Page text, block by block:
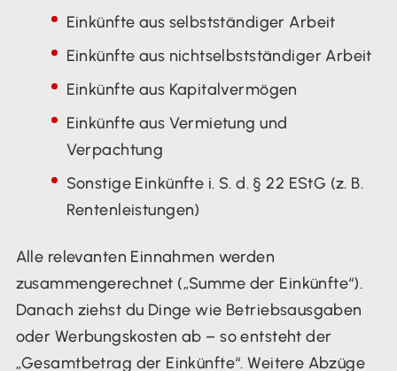
Einkünfte aus selbstständiger Arbeit
Einkünfte aus nichtselbstständiger Arbeit
Einkünfte aus Kapitalvermögen
Einkünfte aus Vermietung und
Verpachtung
Sonstige Einkünfte i. S. d. § 22 EStG (z. B.
Rentenleistungen)
Alle relevanten Einnahmen werden
zusammengerechnet („Summe der Einkünfte“).
Danach ziehst du Dinge wie Betriebsausgaben
oder Werbungskosten ab – so entsteht der
„Gesamtbetrag der Einkünfte“. Weitere Abzüge